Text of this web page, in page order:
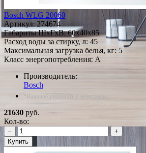
Bosch WLG 20060
Артикул: 274674
Габариты ШxГxВ: 60x40x85
Расход воды за стирку, л: 45
Максимальная загрузка белья, кг: 5
Класс энергопотребления: A
Производитель:
Bosch
*Наличие уточняйте у менеджера
21630 руб.
Кол-во:
−
+
Купить